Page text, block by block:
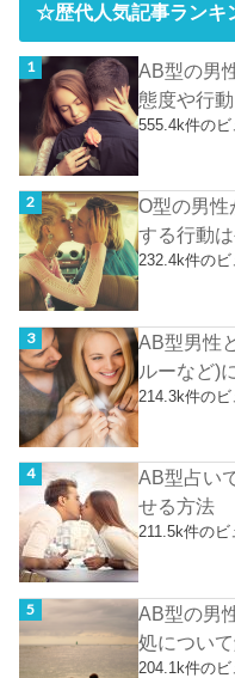
☆歴代人気記事ラン
AB型の男
態度や行
555.4k件のビ
O型の男性
する行動
232.4k件のビ
AB型男性
ルーなど)
214.3k件のビ
AB型占い
せる方法
211.5k件のビ
AB型の男
処につい
204.1k件のビ